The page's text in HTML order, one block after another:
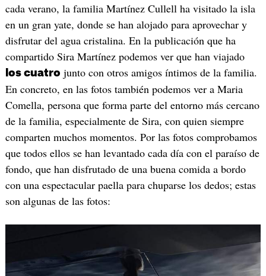
cada verano, la familia Martínez Cullell ha visitado la isla
en un gran yate, donde se han alojado para aprovechar y
disfrutar del agua cristalina. En la publicación que ha
compartido Sira Martínez podemos ver que han viajado
los cuatro junto con otros amigos íntimos de la familia.
En concreto, en las fotos también podemos ver a Maria
Comella, persona que forma parte del entorno más cercano
de la familia, especialmente de Sira, con quien siempre
comparten muchos momentos. Por las fotos comprobamos
que todos ellos se han levantado cada día con el paraíso de
fondo, que han disfrutado de una buena comida a bordo
con una espectacular paella para chuparse los dedos; estas
son algunas de las fotos: